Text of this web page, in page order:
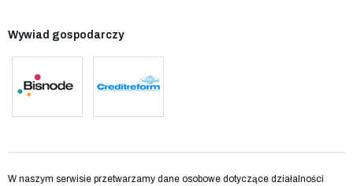
Wywiad gospodarczy
W naszym serwisie przetwarzamy dane osobowe dotyczące działalności